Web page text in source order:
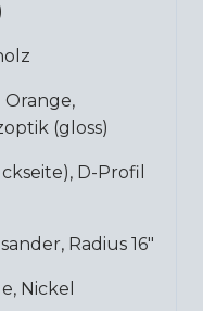
Orange,
(gloss)
D-Profil
Radius 16″
Nickel